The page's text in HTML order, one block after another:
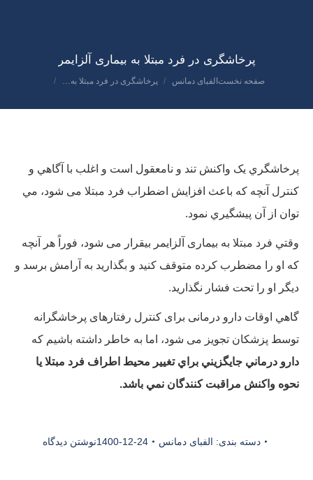
پرخاشگری در فرد مبتلا به بیماری آلزایمر
مکان شما:
صفحه نخست الفبای دمانس پرخاشگری در فرد مبتلا به…
پرخاشگري یک واکنش تند و نامعقول است و اغلب با آگاهي و
کنترل آنچه که باعث افزایش اضطراب فرد مبتلا می شود، مي
توان از آن پيشگيري نمود.
وقتي فرد مبتلا به بیماری آلزایمر بيقرار مى شود، فوراً هر آنچه
كه او را مضطرب كرده متوقف كنيد و بگذاريد به آرامش برسد و
ديگر او را تحت فشار نگذاريد.
گاهي اوقات دارو درمانی برای کنترل رفتارهای پرخاشگرانه
توسط پزشکان تجویز می شود، اما به خاطر داشته باشیم که
دارو درماني جايگزيني براي تغيير محيط اطراف فرد مبتلا یا
نحوه واكنش مراقبت کنندگان نمي باشد.
دسته بندی: الفبای دمانس 1400-12-24نوشتن دیدگاه